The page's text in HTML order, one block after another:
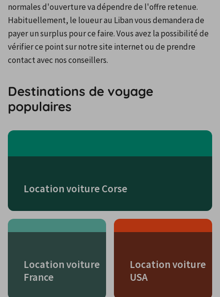
normales d'ouverture va dépendre de l'offre retenue.
Habituellement, le loueur au Liban vous demandera de
payer un surplus pour ce faire. Vous avez la possibilité de
vérifier ce point sur notre site internet ou de prendre
contact avec nos conseillers.
Destinations de voyage
populaires
Location voiture Corse
Location voiture
France
Location voiture
USA